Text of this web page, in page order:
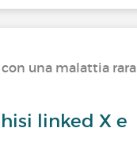
con una malattia rara
linked X e